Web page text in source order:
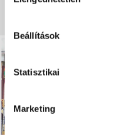
Beállítások
Statisztikai
Marketing